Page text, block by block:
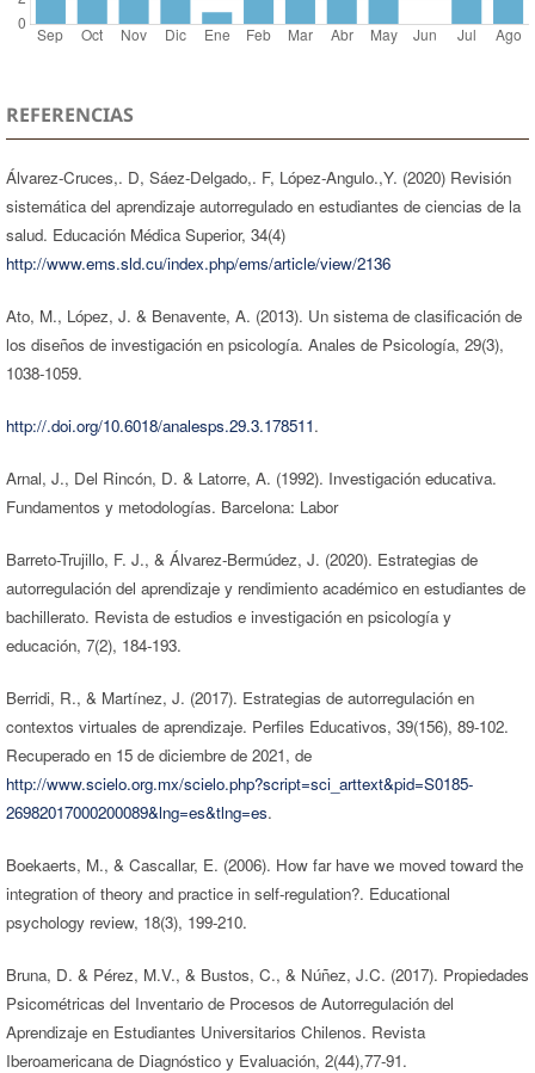
REFERENCIAS
Álvarez-Cruces,. D, Sáez-Delgado,. F, López-Angulo.,Y. (2020) Revisión
sistemática del aprendizaje autorregulado en estudiantes de ciencias de la
salud. Educación Médica Superior, 34(4)
http://www.ems.sld.cu/index.php/ems/article/view/2136
Ato, M., López, J. & Benavente, A. (2013). Un sistema de clasificación de
los diseños de investigación en psicología. Anales de Psicología, 29(3),
1038-1059.
http://.doi.org/10.6018/analesps.29.3.178511.
Arnal, J., Del Rincón, D. & Latorre, A. (1992). Investigación educativa.
Fundamentos y metodologías. Barcelona: Labor
Barreto-Trujillo, F. J., & Álvarez-Bermúdez, J. (2020). Estrategias de
autorregulación del aprendizaje y rendimiento académico en estudiantes de
bachillerato. Revista de estudios e investigación en psicología y
educación, 7(2), 184-193.
Berridi, R., & Martínez, J. (2017). Estrategias de autorregulación en
contextos virtuales de aprendizaje. Perfiles Educativos, 39(156), 89-102.
Recuperado en 15 de diciembre de 2021, de
http://www.scielo.org.mx/scielo.php?script=sci_arttext&pid=S0185-
26982017000200089&lng=es&tlng=es.
Boekaerts, M., & Cascallar, E. (2006). How far have we moved toward the
integration of theory and practice in self-regulation?. Educational
psychology review, 18(3), 199-210.
Bruna, D. & Pérez, M.V., & Bustos, C., & Núñez, J.C. (2017). Propiedades
Psicométricas del Inventario de Procesos de Autorregulación del
Aprendizaje en Estudiantes Universitarios Chilenos. Revista
Iberoamericana de Diagnóstico y Evaluación, 2(44),77-91.